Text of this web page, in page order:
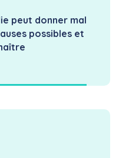
peut donner mal
possibles et